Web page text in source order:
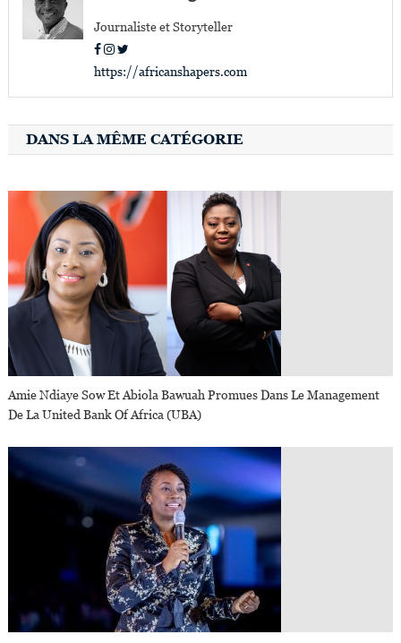
Journaliste et Storyteller
https://africanshapers.com
DANS LA MÊME CATÉGORIE
Amie Ndiaye Sow Et Abiola Bawuah Promues Dans Le Management
De La United Bank Of Africa (UBA)